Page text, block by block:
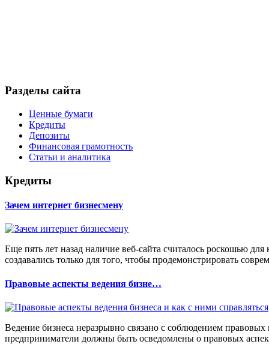
Разделы сайта
Ценные бумаги
Кредиты
Депозиты
Финансовая грамотность
Статьи и аналитика
Кредиты
Зачем интернет бизнесмену
Еще пять лет назад наличие веб-сайта считалось роскошью
создавались только для того, чтобы продемонстрировать
Правовые аспекты ведения бизне…
Ведение бизнеса неразрывно связано с соблюдением
предприниматели должны быть осведомлены о правовых